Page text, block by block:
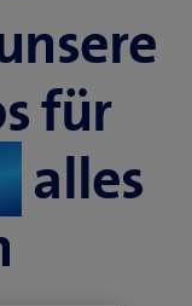
für
alles